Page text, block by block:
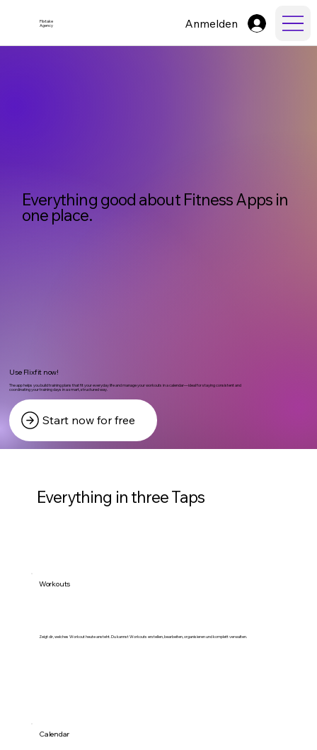
Flixtake
Agency
Anmelden
Everything good about Fitness Apps in
one place.
Use Flixfit now!
The app helps you build training plans that fit your everyday life and manage your workouts in a calendar—ideal for staying consistent and
coordinating your training days in a smart, structured way.
Start now for free
Everything in three Taps
Zeigt dir, welches Workout heute ansteht. Du kannst Workouts erstellen, bearbeiten, organisieren und komplett verwalten.
Workouts
Calendar